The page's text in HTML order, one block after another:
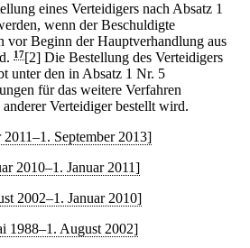
eines Verteidigers nach Absatz 1
wenn der Beschuldigte
vor Beginn der Hauptverhandlung aus
17[2] Die Bestellung des Verteidigers
unter den in Absatz 1 Nr. 5
für das weitere Verfahren
Verteidiger bestellt wird.
2011–1. September 2013]
2010–1. Januar 2011]
2002–1. Januar 2010]
1988–1. August 2002]